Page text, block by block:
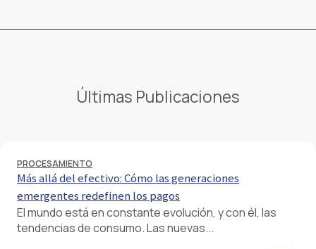
Últimas Publicaciones
PROCESAMIENTO
Más allá del efectivo: Cómo las generaciones
emergentes redefinen los pagos
El mundo está en constante evolución, y con él, las
tendencias de consumo. Las nuevas...